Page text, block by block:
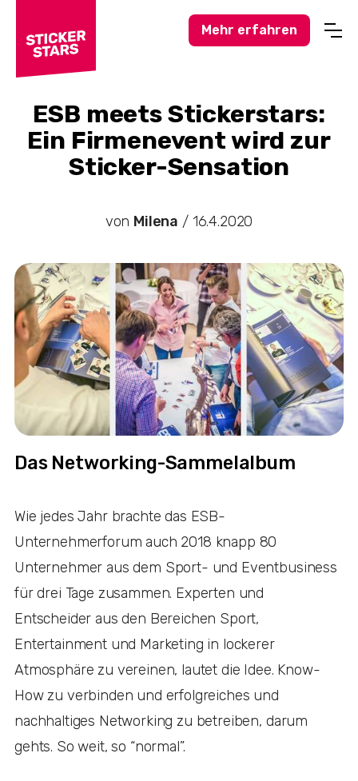
Amateursport
Feuerwehr-News
Karneval-Action
Hochzeitswelt
Sonstiges
Treueaktionen
Mehr erfahren
ESB meets Stickerstars:
Ein Firmenevent wird zur
Sticker-Sensation
von Milena / 16.4.2020
Das Networking-Sammelalbum
Wie jedes Jahr brachte das ESB-
Unternehmerforum auch 2018 knapp 80
Unternehmer aus dem Sport- und Eventbusiness
für drei Tage zusammen. Experten und
Entscheider aus den Bereichen Sport,
Entertainment und Marketing in lockerer
Atmosphäre zu vereinen, lautet die Idee. Know-
How zu verbinden und erfolgreiches und
nachhaltiges Networking zu betreiben, darum
gehts. So weit, so “normal”.